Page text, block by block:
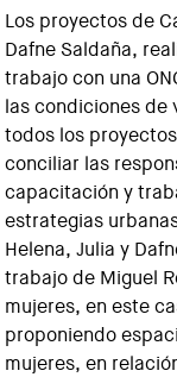
Los proyectos de
Dafne Saldaña,
trabajo con una
las condiciones de
todos los
conciliar las
capacitación y
estrategias
Helena, Julia y
trabajo de Miguel
mujeres, en este
proponiendo
mujeres, en